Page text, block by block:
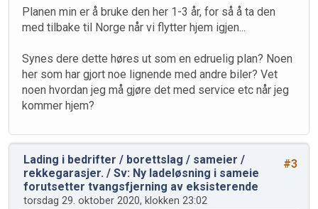
Planen min er å bruke den her 1-3 år, for så å ta den
med tilbake til Norge når vi flytter hjem igjen...
Synes dere dette høres ut som en edruelig plan? Noen
her som har gjort noe lignende med andre biler? Vet
noen hvordan jeg må gjøre det med service etc når jeg
kommer hjem?
#3
Lading i bedrifter / borettslag / sameier /
rekkegarasjer. / Sv: Ny ladeløsning i sameie
forutsetter tvangsfjerning av eksisterende
torsdag 29. oktober 2020, klokken 23:02